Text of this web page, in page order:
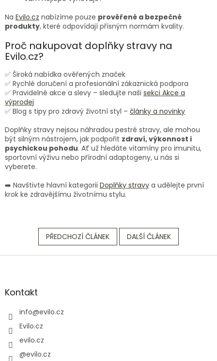
Na Evilo.cz nabízíme pouze prověřené a bezpečné
produkty, které odpovídají přísným normám kvality.
Proč nakupovat doplňky stravy na
Evilo.cz?
✅ Široká nabídka ověřených značek
✅ Rychlé doručení a profesionální zákaznická podpora
✅ Pravidelné akce a slevy – sledujte naši sekci Akce a
výprodej
✅ Blog s tipy pro zdravý životní styl – články a novinky
Doplňky stravy nejsou náhradou pestré stravy, ale mohou
být silným nástrojem, jak podpořit zdraví, výkonnost i
psychickou pohodu. Ať už hledáte vitamíny pro imunitu,
sportovní výživu nebo přírodní adaptogeny, u nás si
vyberete.
➡️ Navštivte hlavní kategorii Doplňky stravy a udělejte první
krok ke zdravějšímu životnímu stylu.
PŘEDCHOZÍ ČLÁNEK DALŠÍ ČLÁNEK
Z
aKontakt
info@evilo.cz
Evilo.cz
evilo.cz
@evilo.cz